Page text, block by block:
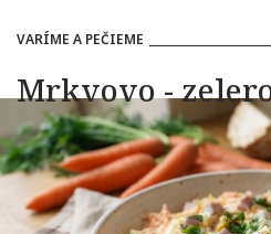
VARÍME A PEČIEME